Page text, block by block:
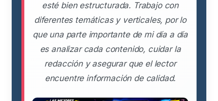
esté bien estructurada. Trabajo con
diferentes temáticas y verticales, por lo
que una parte importante de mi día a día
es analizar cada contenido, cuidar la
redacción y asegurar que el lector
encuentre información de calidad.